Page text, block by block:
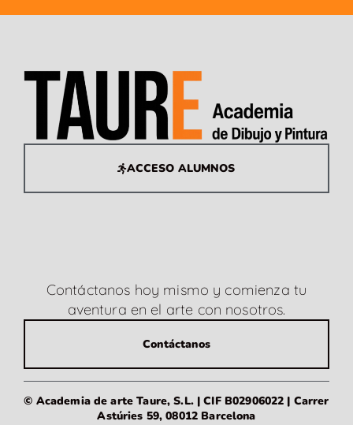
ACCESO ALUMNOS
Contáctanos
Contáctanos hoy mismo y comienza tu
aventura en el arte con nosotros.
© Academia de arte Taure, S.L. | CIF B02906022 | Carrer
Astúries 59, 08012 Barcelona